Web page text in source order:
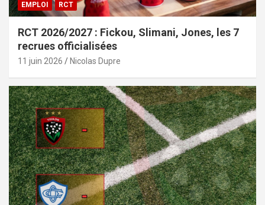
EMPLOI RCT
RCT 2026/2027 : Fickou, Slimani, Jones, les 7
recrues officialisées
11 juin 2026 Nicolas Dupre